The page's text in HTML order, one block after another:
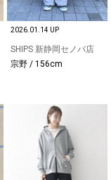
2026.01.14 UP
SHIPS 新静岡セノバ店
宗野 / 156cm